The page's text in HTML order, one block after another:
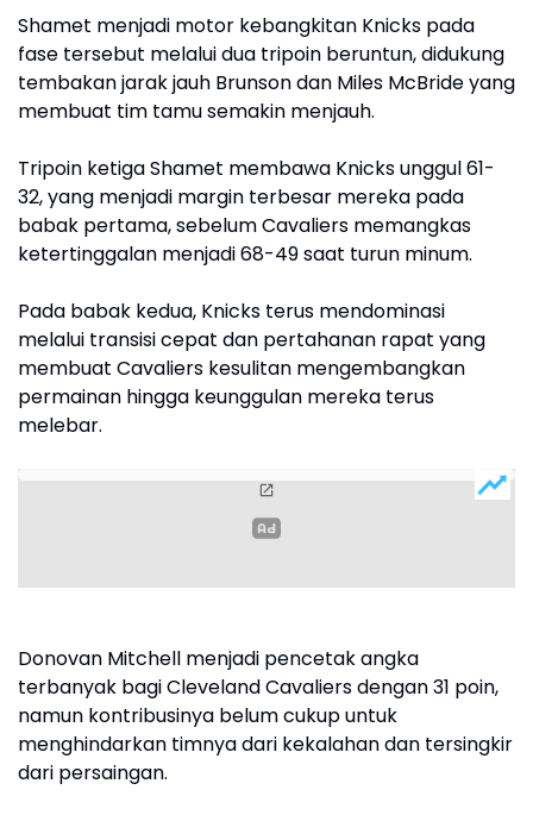
Shamet menjadi motor kebangkitan Knicks pada
fase tersebut melalui dua tripoin beruntun, didukung
tembakan jarak jauh Brunson dan Miles McBride yang
membuat tim tamu semakin menjauh.
Tripoin ketiga Shamet membawa Knicks unggul 61-
32, yang menjadi margin terbesar mereka pada
babak pertama, sebelum Cavaliers memangkas
ketertinggalan menjadi 68-49 saat turun minum.
Pada babak kedua, Knicks terus mendominasi
melalui transisi cepat dan pertahanan rapat yang
membuat Cavaliers kesulitan mengembangkan
permainan hingga keunggulan mereka terus
melebar.
Donovan Mitchell menjadi pencetak angka
terbanyak bagi Cleveland Cavaliers dengan 31 poin,
namun kontribusinya belum cukup untuk
menghindarkan timnya dari kekalahan dan tersingkir
dari persaingan.